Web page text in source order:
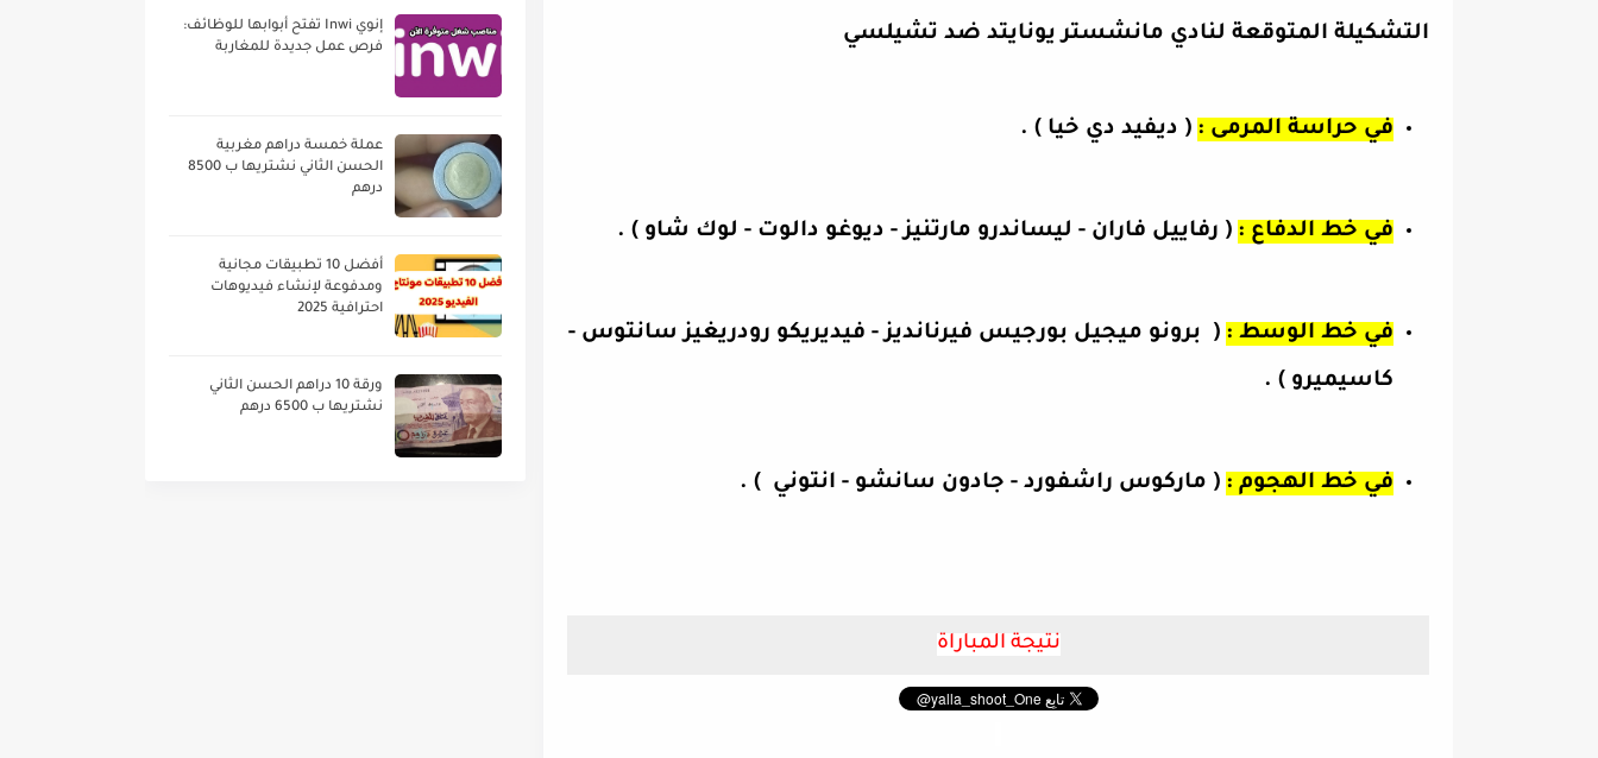
التشكيلة المتوقعة لنادي مانشستر يونايتد ضد تشيلسي
في حراسة المرمى : ( ديفيد دي خيا ) .
في خط الدفاع : ( رفاييل فاران - ليساندرو مارتنيز - ديوغو دالوت - لوك شاو ) .
في خط الوسط : ( برونو ميجيل بورجيس فيرنانديز - فيديريكو رودريغيز سانتوس -
كاسيميرو ) .
في خط الهجوم : ( ماركوس راشفورد - جادون سانشو - انتوني ) .
نتيجة المباراة
إنوي Inwi تفتح أبوابها للوظائف:
فرص عمل جديدة للمغاربة
عملة خمسة دراهم مغربية
الحسن الثاني نشتريها ب 8500
درهم
أفضل 10 تطبيقات مجانية
ومدفوعة لإنشاء فيديوهات
احترافية 2025
ورقة 10 دراهم الحسن الثاني
نشتريها ب 6500 درهم